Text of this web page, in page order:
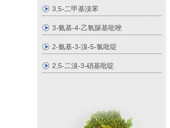
3,5-二甲基溴苯
3-氨基-4-乙氧羰基吡唑
2-氨基-3-溴-5-氯吡啶
2,5-二溴-3-硝基吡啶